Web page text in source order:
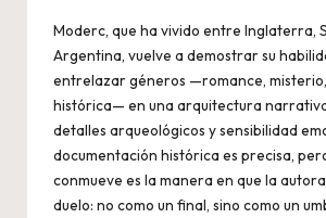
Moderc, que ha vivido entre Inglaterra,
Argentina, vuelve a demostrar su
entrelazar géneros —romance,
histórica— en una arquitectura
detalles arqueológicos y sensibilidad
documentación histórica es precisa,
conmueve es la manera en que la
duelo: no como un final, sino como un